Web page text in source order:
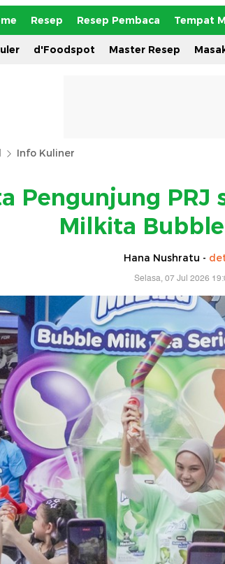
Resep Resep Pembaca Tempat
d'Foodspot Master Resep
Info Kuliner
Pengunjung PRJ
Milkita
Hana Nushratu -
Selasa, 07 Jul 2026